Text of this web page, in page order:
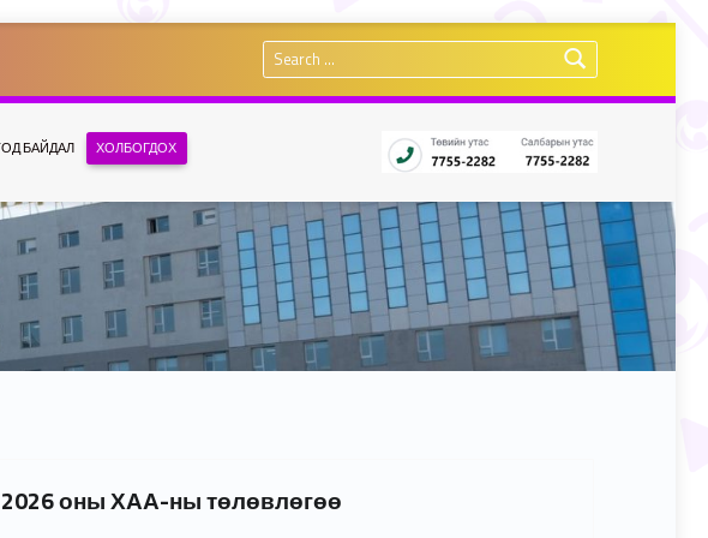
Search for:
БАЙДАЛ ХОЛБОГДОХ
2026 оны ХАА-ны төлөвлөгөө